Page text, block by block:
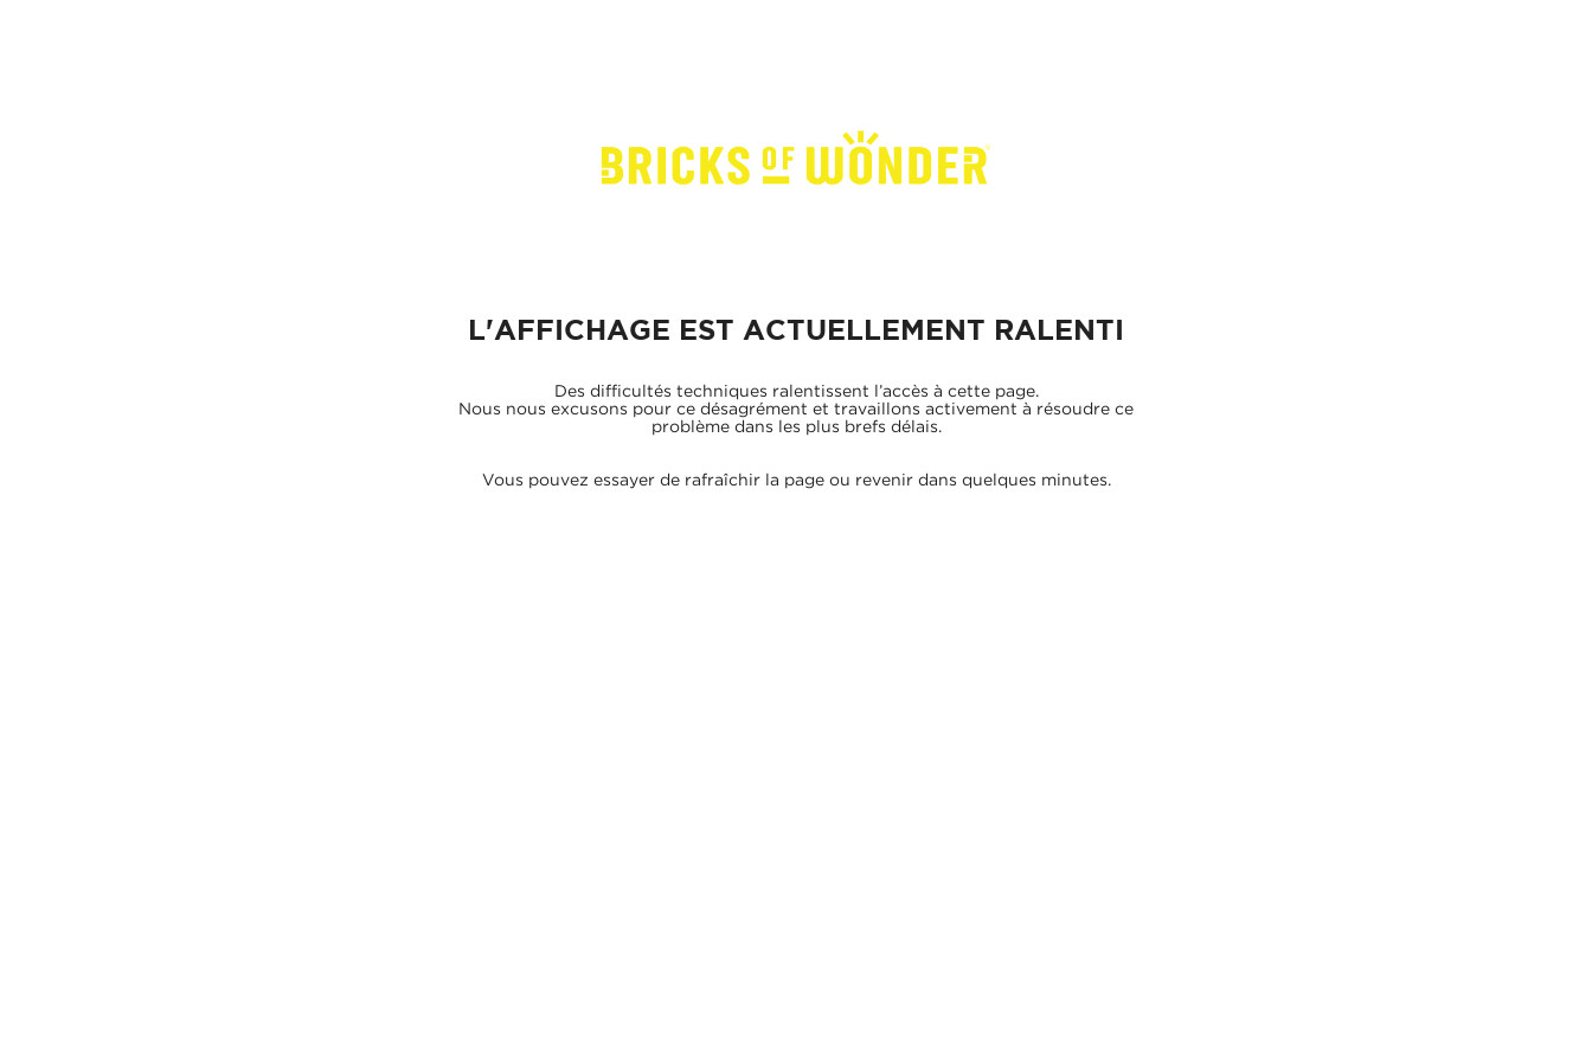
L'AFFICHAGE EST ACTUELLEMENT RALENTI
Des difficultés techniques ralentissent l’accès à cette page.
Nous nous excusons pour ce désagrément et travaillons activement à résoudre ce
problème dans les plus brefs délais.
Vous pouvez essayer de rafraîchir la page ou revenir dans quelques minutes.